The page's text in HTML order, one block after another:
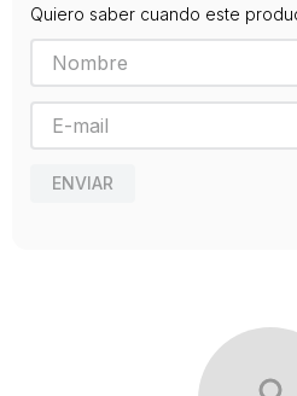
Editorial
CINCO TINTAS
Año de publicación
2017
Quiero saber cuando este
ENVIAR